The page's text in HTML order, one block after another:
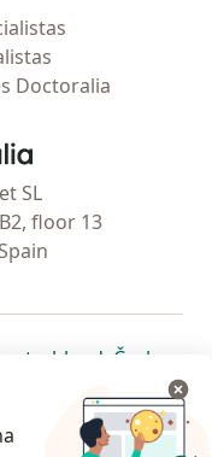
Doctoralia
- Página de inicio
SL
floor 13
pestaña
una nueva pestaña
abre en una nueva
se abre en
Česko
nueva pestaña
en una nueva pestaña
se abre en una nueva
se abre en
se
abre en una nueva